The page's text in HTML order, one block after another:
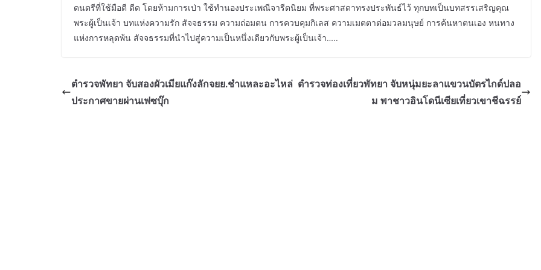
ดนตรีที่ใช้มือตี ดีด โดยห้ามการเป่า ใช้ทำนองประเพณีจารีตนิยม ที่พระศาสดาทรงประพันธ์ไว้ ทุกบทเป็นบทสรรเสริญคุณ
พระผู้เป็นเจ้า บทแห่งความรัก สัจจธรรม ความถ่อมตน การควบคุมกิเลส ความเมตตาต่อมวลมนุษย์ การค้นหาตนเอง หนทาง
แห่งการหลุดพ้น สัจจธรรมที่นำไปสู่ความเป็นหนึ่งเดียวกับพระผู้เป็นเจ้า…..
ตำรวจพัทยา จับสองผัวเมียแก๊งลักจยย.ชำแหละอะไหล่
ประกาศขายผ่านเฟซบุ๊ก
ตำรวจท่องเที่ยวพัทยา จับหนุ่มยะลาแขวนบัตรไกด์ปลอ
ม พาชาวอินโดนีเซียเที่ยวเขาชีฉรรย์